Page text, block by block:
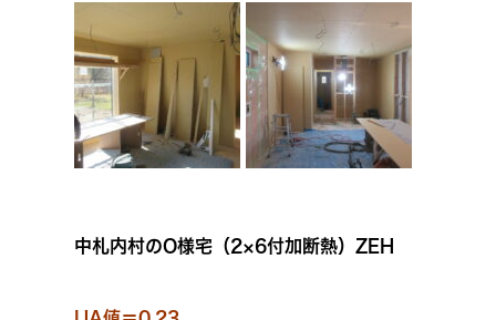
中札内村のO様宅（2×6付加断熱）ZEH